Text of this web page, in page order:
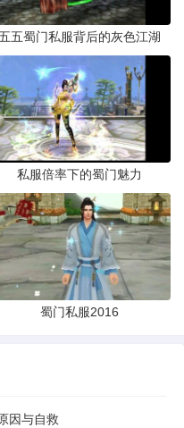
五蜀门私服背后的灰色江湖
私服倍率下的蜀门魅力
蜀门私服2016
因与自救